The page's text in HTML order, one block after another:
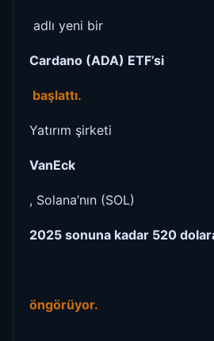
adlı yeni bir
Cardano (ADA) ETF’si
başlattı.
Yatırım şirketi
VanEck
, Solana’nın (SOL)
2025 sonuna kadar 520
öngörüyor.